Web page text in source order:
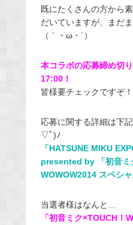
既にたくさんの方から
だいていますが、まだ
（｀・ω・´）
本コラボの応募締め切
17:00！
皆様要チェックですぞ！
応募に関する詳細は下
▽ﾟ)ﾉ
「HATSUNE MIKU
presented by 「初音ミ
WOWOW2014 スペシ
当選者様はなんと…
「初音ミク×TOUCH！